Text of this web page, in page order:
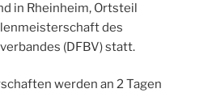
in Rheinheim, Ortsteil
des
(DFBV) statt.
werden an 2 Tagen